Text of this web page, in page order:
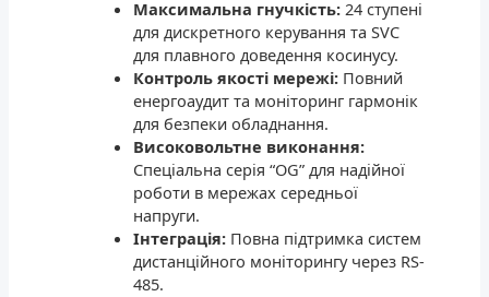
Максимальна гнучкість:24 ступені
для дискретного керування та SVC
для плавного доведення косинусу.
Контроль якості мережі:Повний
енергоаудит та моніторинг гармонік
для безпеки обладнання.
Високовольтне виконання:
Спеціальна серія “OG” для надійної
роботи в мережах середньої
напруги.
Інтеграція:Повна підтримка систем
дистанційного моніторингу через RS-
485.